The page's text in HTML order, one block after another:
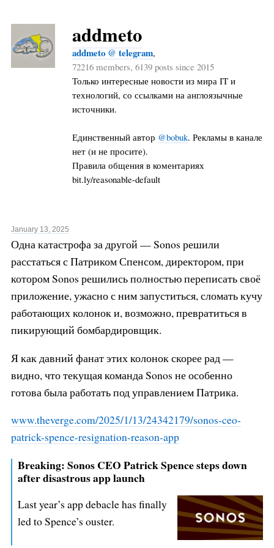
addmeto
addmeto @ telegram,
72216 members, 6139 posts since 2015
Только интересные новости из мира IT и
технологий, со ссылками на англоязычные
источники.
Единственный автор @bobuk. Рекламы в канале
нет (и не просите).
Правила общения в коментариях
bit.ly/reasonable-default
January 13, 2025
Одна катастрофа за другой — Sonos решили
расстаться с Патриком Спенсом, директором, при
котором Sonos решились полностью переписать своё
приложение, ужасно с ним запуститься, сломать кучу
работающих колонок и, возможно, превратиться в
пикирующий бомбардировщик.
Я как давний фанат этих колонок скорее рад —
видно, что текущая команда Sonos не особенно
готова была работать под управлением Патрика.
www.theverge.com/2025/1/13/24342179/sonos-ceo-
patrick-spence-resignation-reason-app
Breaking: Sonos CEO Patrick Spence steps down
after disastrous app launch
Last year’s app debacle has finally
led to Spence’s ouster.